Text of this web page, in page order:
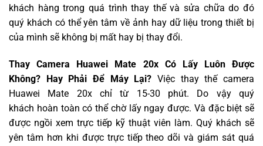
khách hàng trong quá trình thay thế và sửa chữa do đó
quý khách có thể yên tâm về ảnh hay dữ liệu trong thiết bị
của mình sẽ không bị mất hay bị thay đổi.
Thay Camera Huawei Mate 20x Có Lấy Luôn Được
Không? Hay Phải Để Máy Lại? Việc thay thế camera
Huawei Mate 20x chỉ từ 15-30 phút. Do vậy quý
khách hoàn toàn có thể chờ lấy ngay được. Và đặc biệt sẽ
được ngồi xem trực tiếp kỹ thuật viên làm. Quý khách sẽ
yên tâm hơn khi được trực tiếp theo dõi và giám sát quá